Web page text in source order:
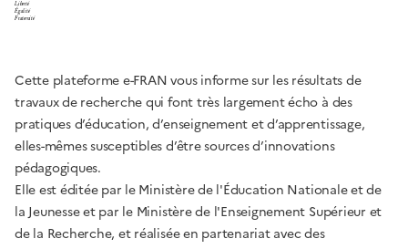
Liberté
Égalité
Fraternité
Cette plateforme e-FRAN vous informe sur les résultats de
travaux de recherche qui font très largement écho à des
pratiques d’éducation, d’enseignement et d’apprentissage,
elles-mêmes susceptibles d’être sources d’innovations
pédagogiques.
Elle est éditée par le Ministère de l'Éducation Nationale et de
la Jeunesse et par le Ministère de l'Enseignement Supérieur et
de la Recherche, et réalisée en partenariat avec des